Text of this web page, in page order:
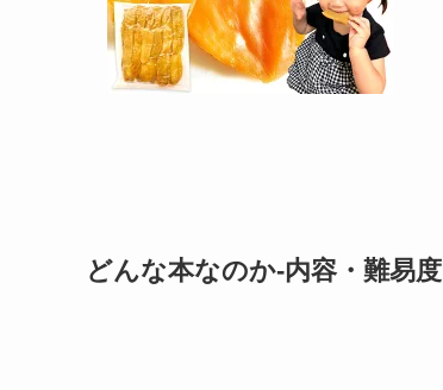
どんな本なのか-内容・難易度